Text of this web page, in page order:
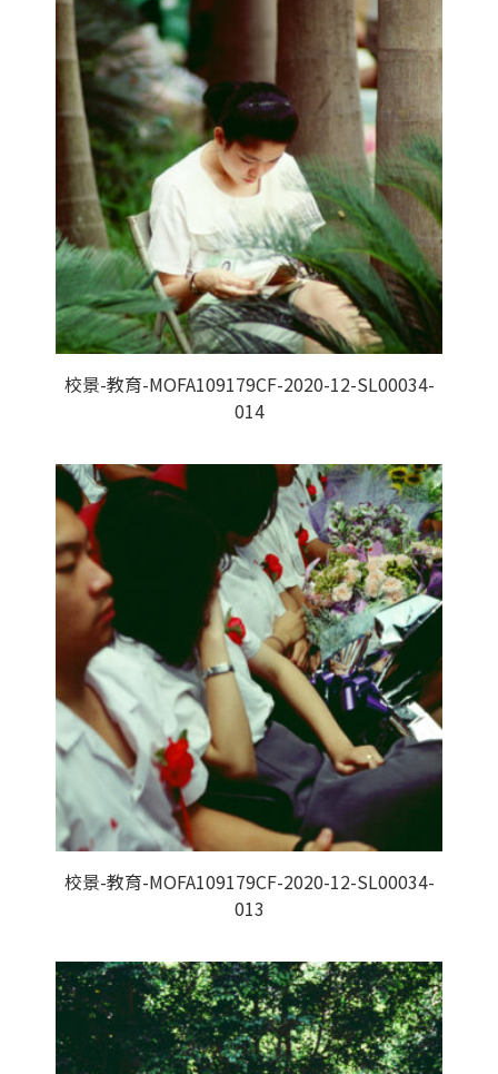
校景-教育-MOFA109179CF-2020-12-SL00034-
014
校景-教育-MOFA109179CF-2020-12-SL00034-
013